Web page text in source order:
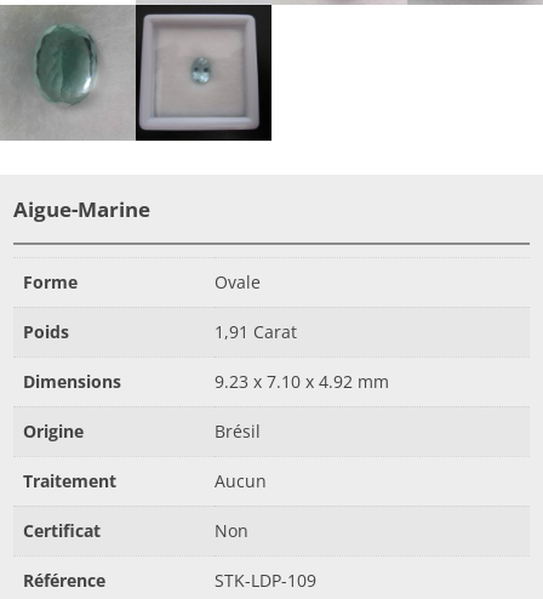
Aigue-Marine
Forme Ovale
Poids 1,91 Carat
Dimensions 9.23 x 7.10 x 4.92 mm
Origine Brésil
Traitement Aucun
Certificat Non
Référence STK-LDP-109